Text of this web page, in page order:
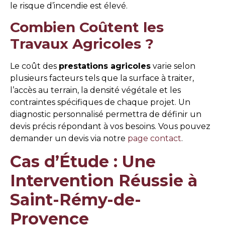
le risque d’incendie est élevé.
Combien Coûtent les
Travaux Agricoles ?
Le coût des prestations agricoles varie selon
plusieurs facteurs tels que la surface à traiter,
l’accès au terrain, la densité végétale et les
contraintes spécifiques de chaque projet. Un
diagnostic personnalisé permettra de définir un
devis précis répondant à vos besoins. Vous pouvez
demander un devis via notre page contact.
Cas d’Étude : Une
Intervention Réussie à
Saint-Rémy-de-
Provence